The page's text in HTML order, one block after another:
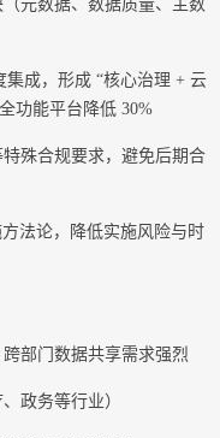
元数据、数据质量、主数
集成，形成 “核心治理 + 云
功能平台降低 30%
殊合规要求，避免后期合
法论，降低实施风险与时
部门数据共享需求强烈
政务等行业）